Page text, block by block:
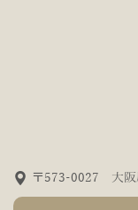
〒573-0027 大阪